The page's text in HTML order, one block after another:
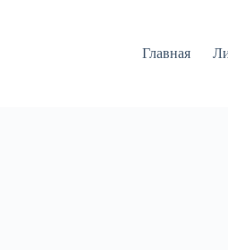
Главная